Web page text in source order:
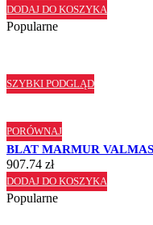
DODAJ DO KOSZYKA
Popularne
SZYBKI PODGLĄD
PORÓWNAJ
BLAT MARMUR
907.74 zł
DODAJ DO KOSZYKA
Popularne